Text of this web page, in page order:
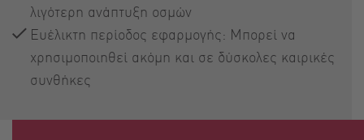
λιγότερη ανάπτυξη οσμών
Ευέλικτη περίοδος εφαρμογής: Μπορεί να
χρησιμοποιηθεί ακόμη και σε δύσκολες καιρικές
συνθήκες